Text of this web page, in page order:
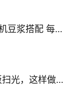
节后！9款破壁机豆浆搭配 每天不重样喝出好状态！
土豆燉牛肉之饭扫光，这样做也太香了吧，还没出锅已是浓香四溢了